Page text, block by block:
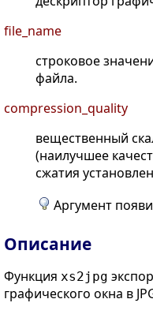
file_name
строковое
файла.
compression_quality
вещественный
(наилучшее
сжатия
Аргумент
Описание
Функция xs2jpg
графического окна в